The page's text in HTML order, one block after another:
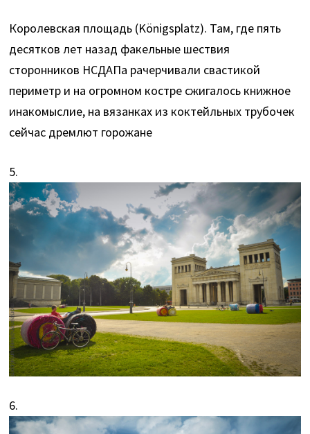
Королевская площадь (Königsplatz). Там, где пять
десятков лет назад факельные шествия
сторонников НСДАПа рачерчивали свастикой
периметр и на огромном костре сжигалось книжное
инакомыслие, на вязанках из коктейльных трубочек
сейчас дремлют горожане
5.
6.